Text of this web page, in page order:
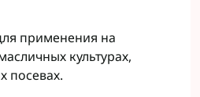
применения на
культурах,
посевах.